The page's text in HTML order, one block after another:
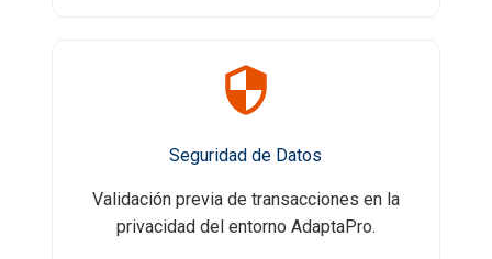
Seguridad de Datos
Validación previa de transacciones en la
privacidad del entorno AdaptaPro.